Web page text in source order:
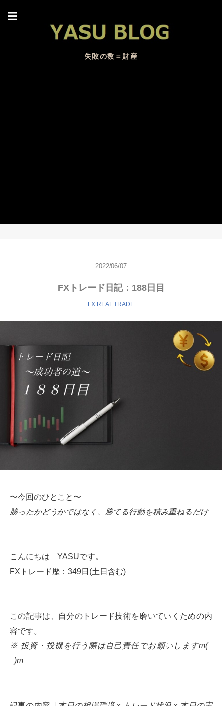
☰
失敗の数＝財産
2022/06/07
FXトレード日記：188日目
FX REAL TRADE
〜今回のひとこと〜
勝ったかどうかではなく、勝てる行動を積み重ねるだけ
こんにちは YASUです。
FXトレード歴：349日(土日含む)
この記事は、自分のトレード技術を磨いていくための内
容です。
※ 投資・投機を行う際は自己責任でお願いしますm(_
_)m